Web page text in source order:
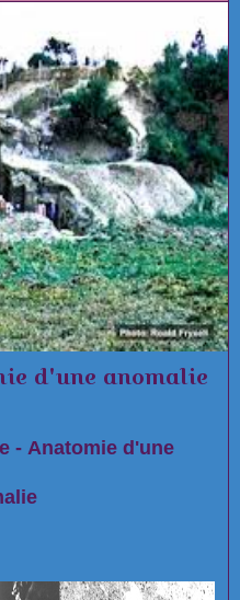
d'une anomalie
- Anatomie d'une